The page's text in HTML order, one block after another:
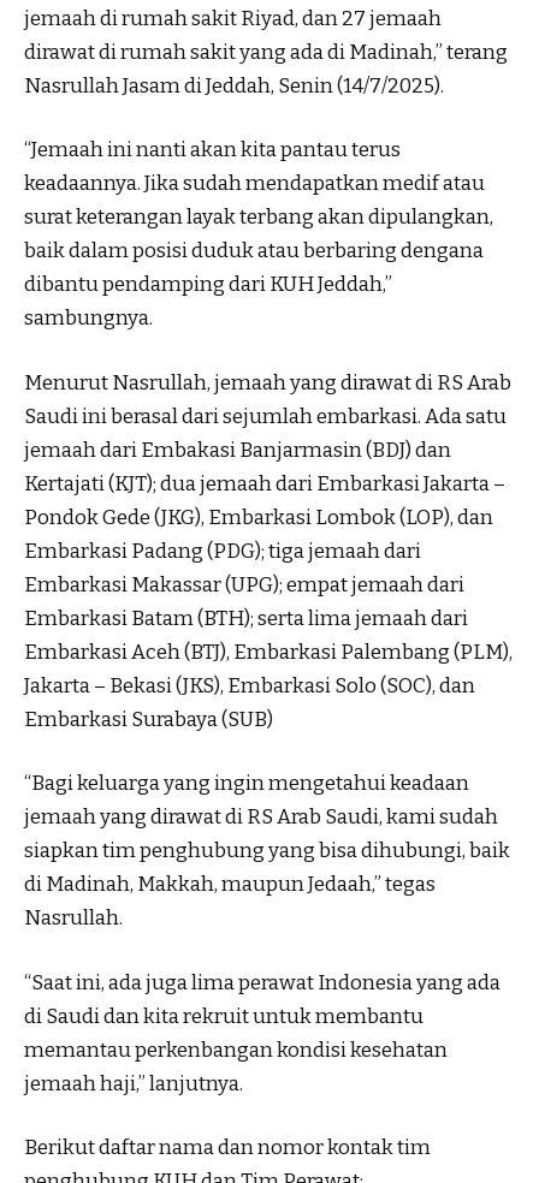
jemaah di rumah sakit Riyad, dan 27 jemaah
dirawat di rumah sakit yang ada di Madinah,” terang
Nasrullah Jasam di Jeddah, Senin (14/7/2025).
“Jemaah ini nanti akan kita pantau terus
keadaannya. Jika sudah mendapatkan medif atau
surat keterangan layak terbang akan dipulangkan,
baik dalam posisi duduk atau berbaring dengana
dibantu pendamping dari KUH Jeddah,”
sambungnya.
Menurut Nasrullah, jemaah yang dirawat di RS Arab
Saudi ini berasal dari sejumlah embarkasi. Ada satu
jemaah dari Embakasi Banjarmasin (BDJ) dan
Kertajati (KJT); dua jemaah dari Embarkasi Jakarta –
Pondok Gede (JKG), Embarkasi Lombok (LOP), dan
Embarkasi Padang (PDG); tiga jemaah dari
Embarkasi Makassar (UPG); empat jemaah dari
Embarkasi Batam (BTH); serta lima jemaah dari
Embarkasi Aceh (BTJ), Embarkasi Palembang (PLM),
Jakarta – Bekasi (JKS), Embarkasi Solo (SOC), dan
Embarkasi Surabaya (SUB)
“Bagi keluarga yang ingin mengetahui keadaan
jemaah yang dirawat di RS Arab Saudi, kami sudah
siapkan tim penghubung yang bisa dihubungi, baik
di Madinah, Makkah, maupun Jedaah,” tegas
Nasrullah.
“Saat ini, ada juga lima perawat Indonesia yang ada
di Saudi dan kita rekruit untuk membantu
memantau perkenbangan kondisi kesehatan
jemaah haji,” lanjutnya.
Berikut daftar nama dan nomor kontak tim